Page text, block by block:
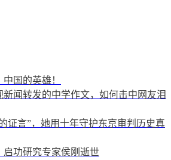
国的英雄！
闻转发的中学作文，如何击中网友泪
证言”，她用十年守护东京审判历史真
功研究专家侯刚逝世